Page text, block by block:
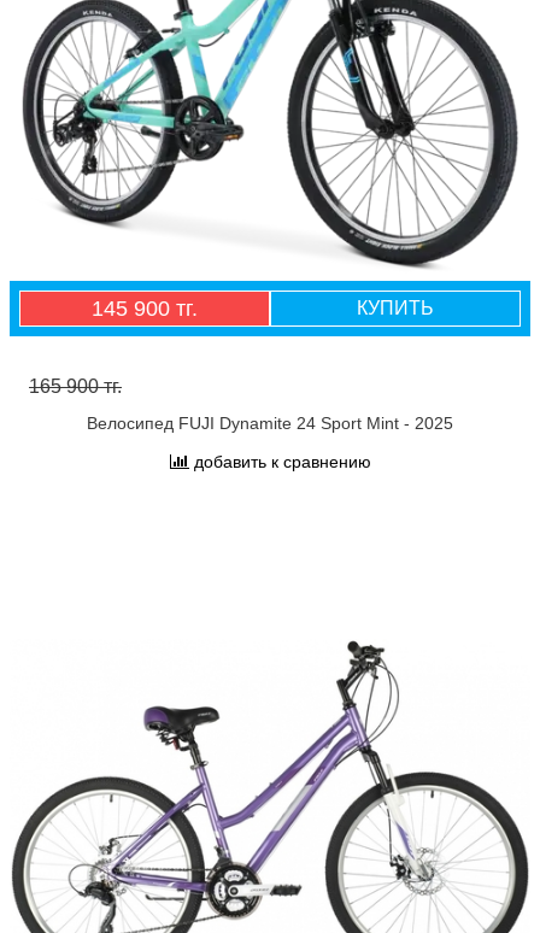
145 900 тг. КУПИТЬ
165 900 тг.
Велосипед FUJI Dynamite 24 Sport Mint - 2025
добавить к сравнению